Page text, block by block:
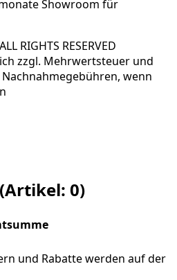
RIGHTS RESERVED
zzgl. Mehrwertsteuer und
wenn
(Artikel: 0)
und Rabatte werden auf der